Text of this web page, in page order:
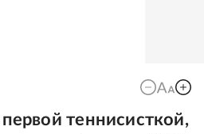
первой теннисисткой,